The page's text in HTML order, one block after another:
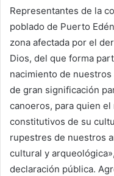
Representantes de la
poblado de Puerto
zona afectada por el
Dios, del que forma
nacimiento de
de gran significación
canoeros, para quien
constitutivos de su
rupestres de nuestros
cultural y
declaración pública.